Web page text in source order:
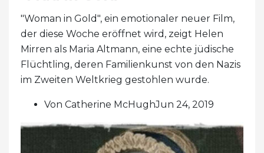
"Woman in Gold", ein emotionaler neuer Film,
der diese Woche eröffnet wird, zeigt Helen
Mirren als Maria Altmann, eine echte jüdische
Flüchtling, deren Familienkunst von den Nazis
im Zweiten Weltkrieg gestohlen wurde.
Von Catherine McHughJun 24, 2019